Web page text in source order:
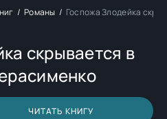
Романы Госпожа Злодейка
скрывается в
ЧИТАТЬ КНИГУ